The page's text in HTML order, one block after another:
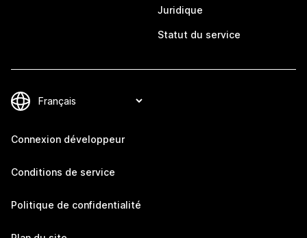
Juridique
Statut du service
Connexion développeur
Conditions de service
Politique de confidentialité